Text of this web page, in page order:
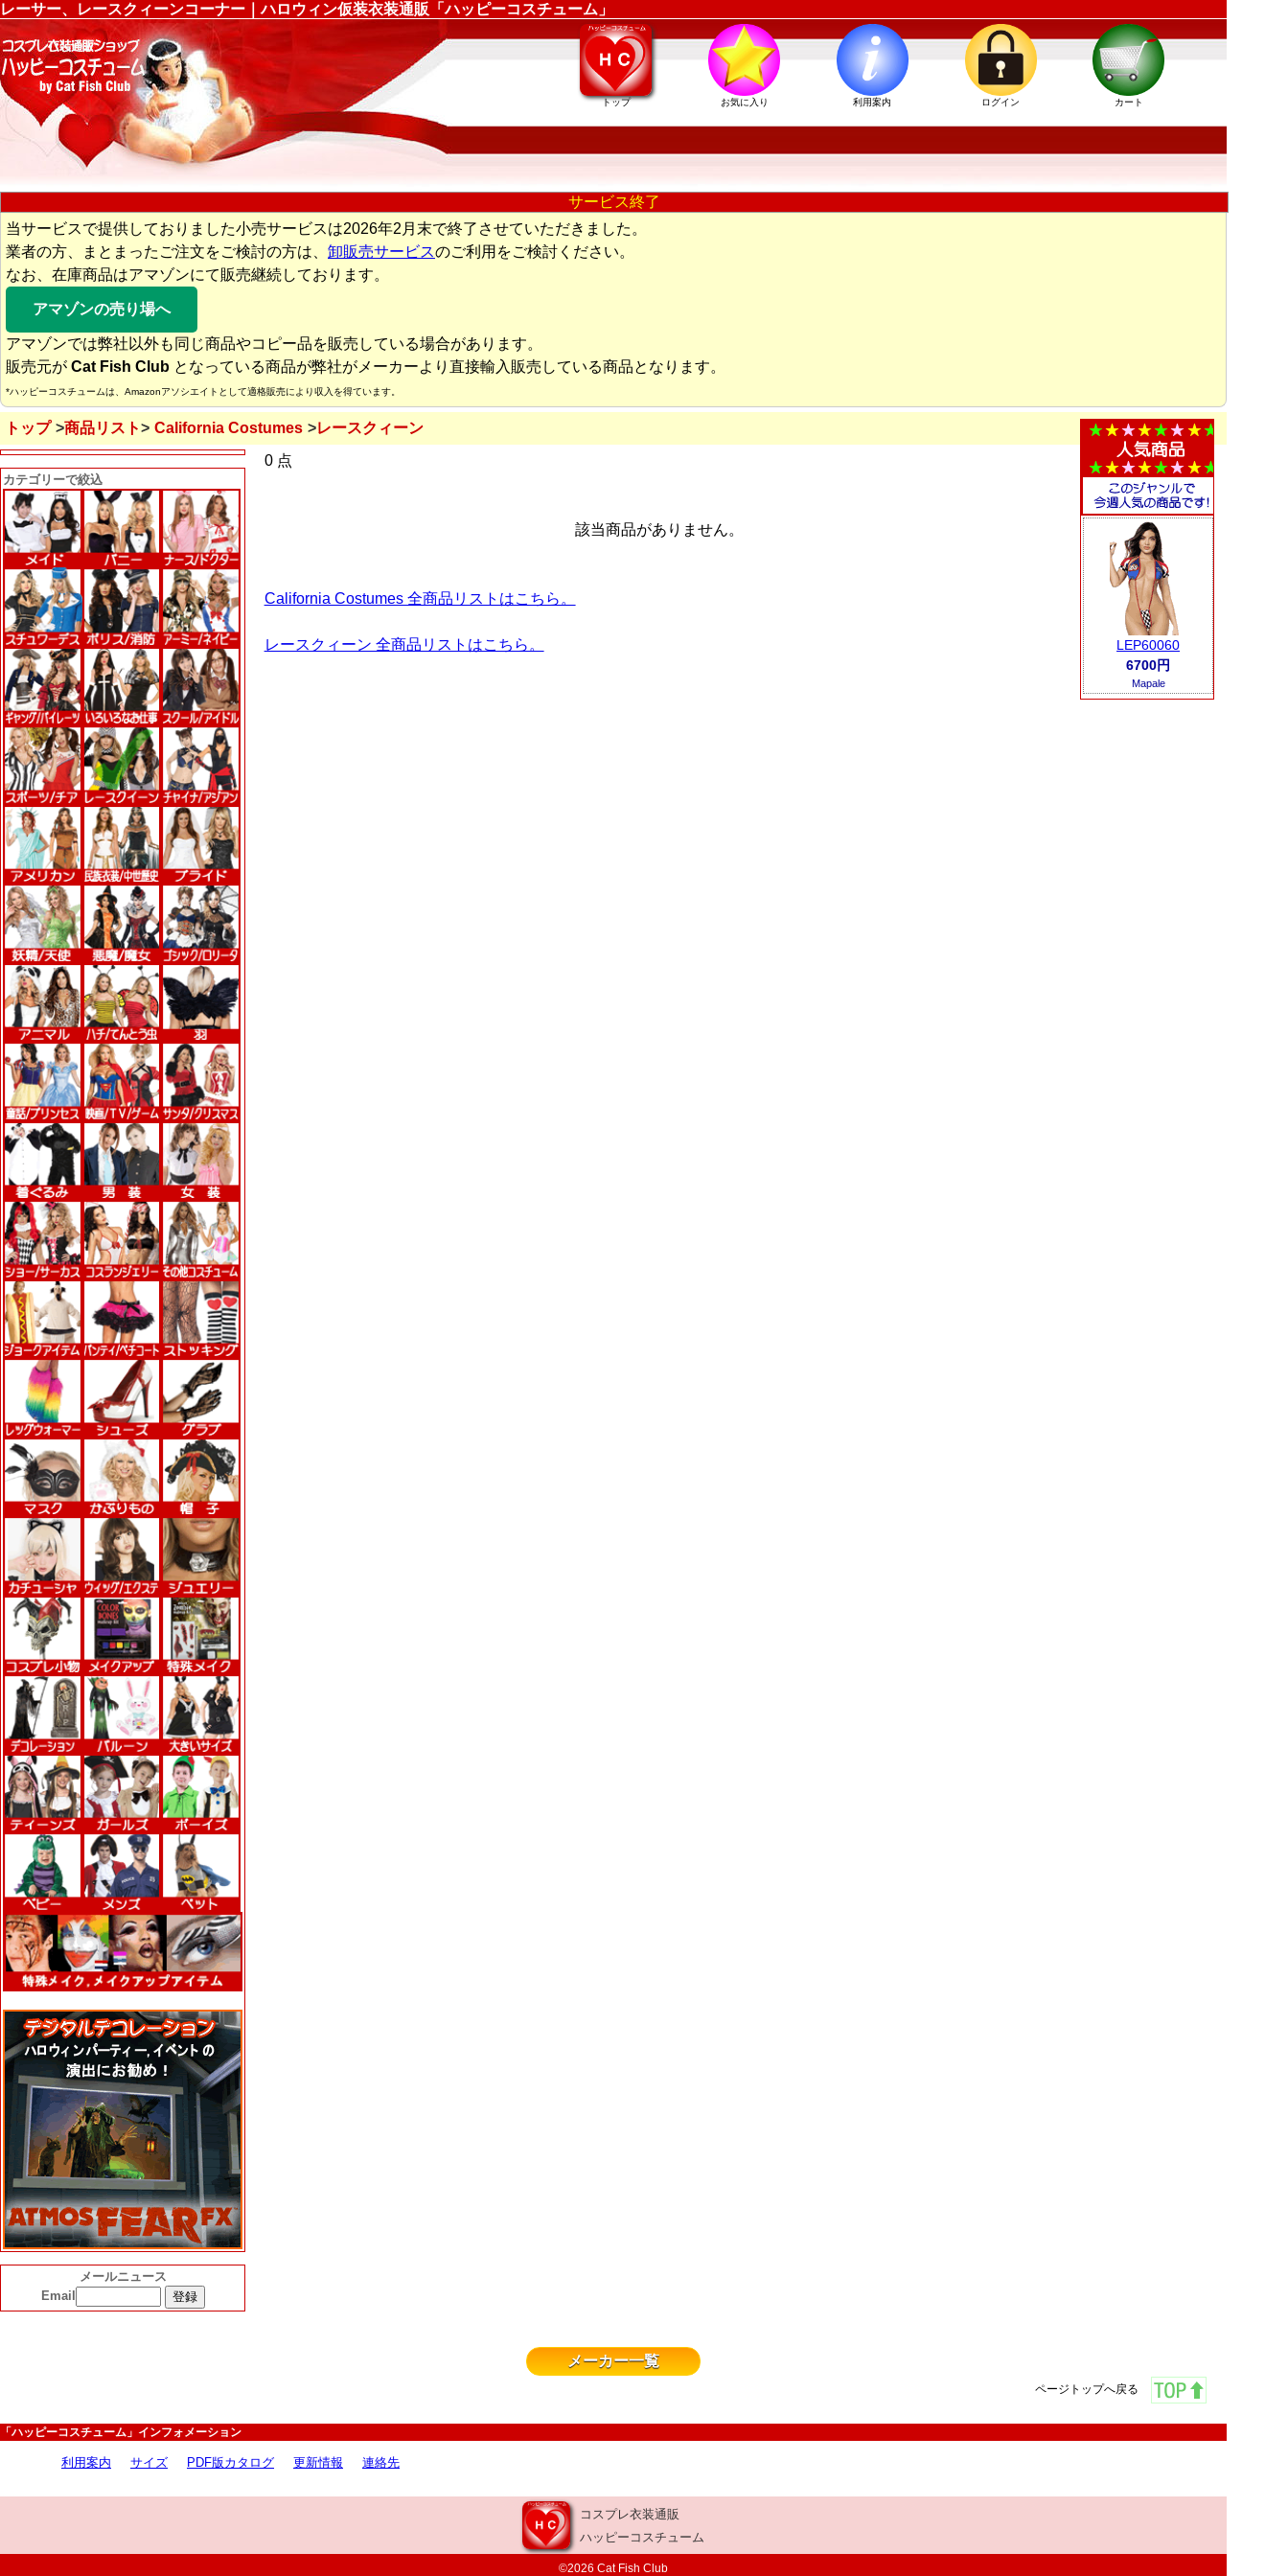
レーサー、レースクィーンコーナー｜ハロウィン仮装衣装通販「ハッピーコスチューム」
トップ お気に入り 利用案内 ログイン カート
サービス終了
当サービスで提供しておりました小売サービスは2026年2月末で終了させていただきました。
業者の方、まとまったご注文をご検討の方は、 卸販売サービスのご利用をご検討ください。
なお、在庫商品はアマゾンにて販売継続しております。
アマゾンの売り場へ
アマゾンでは弊社以外も同じ商品やコピー品を販売している場合があります。
販売元が Cat Fish Club となっている商品が弊社がメーカーより直接輸入販売している商品となります。
*ハッピーコスチュームは、Amazonアソシエイトとして適格販売により収入を得ています。
トップ 商品リスト California Costumes レースクィーン
カテゴリーで絞込
メールニュース
Email
0 点
該当商品がありません。
California Costumes 全商品リストはこちら。
レースクィーン 全商品リストはこちら。
LEP60060
6700円
Mapale
メーカー一覧
ページトップへ戻る
「ハッピーコスチューム」インフォメーション
利用案内 サイズ PDF版カタログ 更新情報 連絡先
コスプレ衣装通販
ハッピーコスチューム
©2026 Cat Fish Club